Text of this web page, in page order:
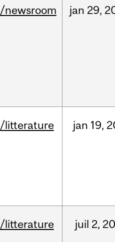
/newsroom jan 29,
/litterature jan 19,
/litterature juil 2,